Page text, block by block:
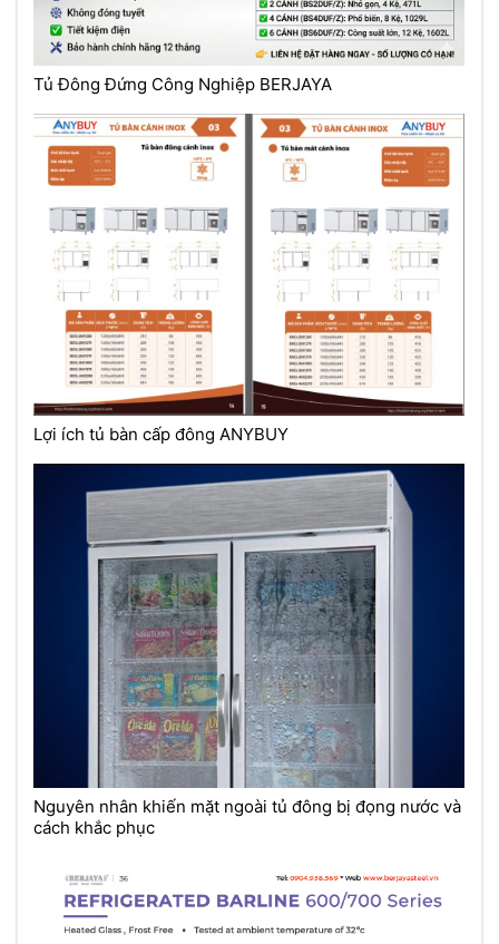
Tủ Đông Đứng Công Nghiệp BERJAYA
Lợi ích tủ bàn cấp đông ANYBUY
Nguyên nhân khiến mặt ngoài tủ đông bị đọng nước và
cách khắc phục